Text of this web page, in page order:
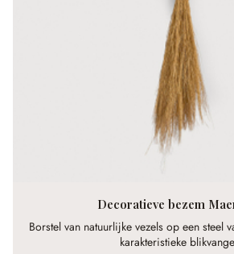
Decoratieve bezem
Borstel van natuurlijke vezels op een steel
karakteristieke